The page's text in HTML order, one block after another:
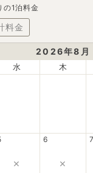
の1泊料金
料金
2026年8 月
水 木
×
6
×